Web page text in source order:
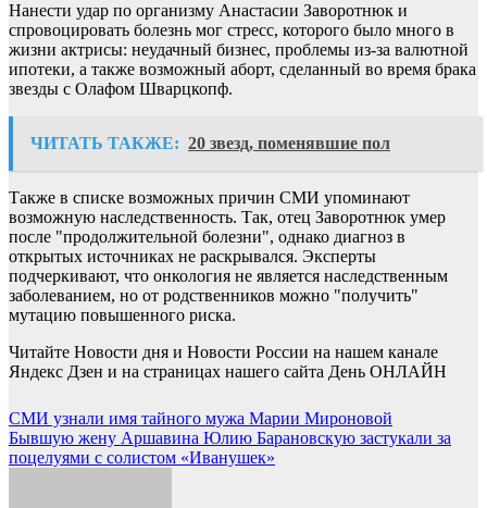
Нанести удар по организму Анастасии Заворотнюк и
спровоцировать болезнь мог стресс, которого было много в
жизни актрисы: неудачный бизнес, проблемы из-за валютной
ипотеки, а также возможный аборт, сделанный во время брака
звезды с Олафом Шварцкопф.
ЧИТАТЬ ТАКЖЕ: 20 звезд, поменявшие пол
Также в списке возможных причин СМИ упоминают
возможную наследственность. Так, отец Заворотнюк умер
после "продолжительной болезни", однако диагноз в
открытых источниках не раскрывался. Эксперты
подчеркивают, что онкология не является наследственным
заболеванием, но от родственников можно "получить"
мутацию повышенного риска.
Читайте Новости дня и Новости России на нашем канале
Яндекс Дзен и на страницах нашего сайта День ОНЛАЙН
Навигация
по
СМИ узнали имя тайного мужа Марии Мироновой
Бывшую жену Аршавина Юлию Барановскую застукали за
поцелуями с солистом «Иванушек»